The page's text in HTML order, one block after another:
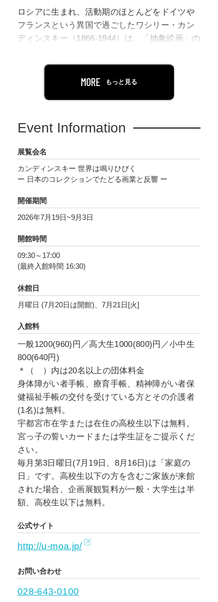
ロシアに生まれ、活動期のほとんどをドイツや
フランスという異国で過ごしたワシリー・カン
ディンスキー（1866-1944）は、「抽象絵画」の
外面的な姿に頼らず、世界に感応する心の震え
をそのまま映し出す絵画。それはいわば、感性
らの全てと世界の全てを響き合わせる。そうし
なメディアを複合する現代の多次元的な表現を
先駆するものでもあります。
カンディンスキーは東洋や日本の芸術から多く
の示唆を得ており、いっぽう日本もまた1910年
代という早い時期から彼の実作と理論を積極的
に受容してきました。本展は、日本との関係に
も着目しつつ、国内に収蔵される作品を集結さ
せて初期から晩年までの彼の画業を通覧する、
画家自身が「童話のような」「新しいロマンテ
にして晴朗な「響き」の世界をご堪能くださ
い。
MORE もっと見る
Event Information
展覧会名
カンディンスキー 世界は鳴りひびく
ー 日本のコレクションでたどる画業と反響 ー
開催期間
2026年7月19日~9月3日
開館時間
09:30～17:00
(最終入館時間 16:30)
休館日
月曜日 (7月20日は開館)、7月21日[火]
入館料
一般1200(960)円／高大生1000(800)円／小中生
800(640円)
＊（ ）内は20名以上の団体料金
身体障がい者手帳、療育手帳、精神障がい者保
健福祉手帳の交付を受けている方とその介護者
(1名)は無料。
宇都宮市在学または在住の高校生以下は無料。
宮っ子の誓いカードまたは学生証をご提示くだ
さい。
毎月第3日曜日(7月19日、8月16日)は「家庭の
日」です。高校生以下の方を含むご家族が来館
された場合、企画展観覧料が一般・大学生は半
額、高校生以下は無料。
公式サイト
http://u-moa.jp/
お問い合わせ
028-643-0100